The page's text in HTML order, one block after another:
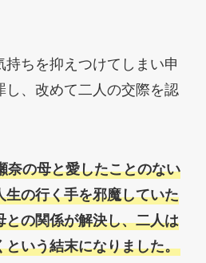
ちを抑えつけてしまい申
し、改めて二人の交際を認
奈の母と愛したことのない
生の行く手を邪魔していた
との関係が解決し、二人は
という結末になりました。